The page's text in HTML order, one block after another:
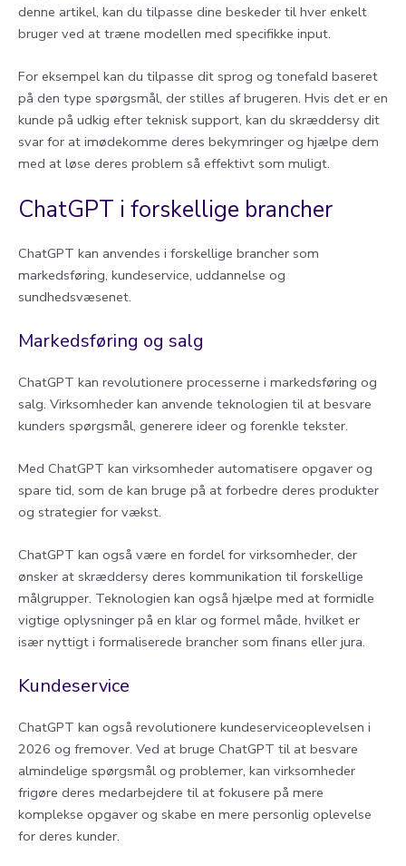
denne artikel, kan du tilpasse dine beskeder til hver enkelt
bruger ved at træne modellen med specifikke input.
For eksempel kan du tilpasse dit sprog og tonefald baseret
på den type spørgsmål, der stilles af brugeren. Hvis det er en
kunde på udkig efter teknisk support, kan du skræddersy dit
svar for at imødekomme deres bekymringer og hjælpe dem
med at løse deres problem så effektivt som muligt.
ChatGPT i forskellige brancher
ChatGPT kan anvendes i forskellige brancher som
markedsføring, kundeservice, uddannelse og
sundhedsvæsenet.
Markedsføring og salg
ChatGPT kan revolutionere processerne i markedsføring og
salg. Virksomheder kan anvende teknologien til at besvare
kunders spørgsmål, generere ideer og forenkle tekster.
Med ChatGPT kan virksomheder automatisere opgaver og
spare tid, som de kan bruge på at forbedre deres produkter
og strategier for vækst.
ChatGPT kan også være en fordel for virksomheder, der
ønsker at skræddersy deres kommunikation til forskellige
målgrupper. Teknologien kan også hjælpe med at formidle
vigtige oplysninger på en klar og formel måde, hvilket er
især nyttigt i formaliserede brancher som finans eller jura.
Kundeservice
ChatGPT kan også revolutionere kundeserviceoplevelsen i
2026 og fremover. Ved at bruge ChatGPT til at besvare
almindelige spørgsmål og problemer, kan virksomheder
frigøre deres medarbejdere til at fokusere på mere
komplekse opgaver og skabe en mere personlig oplevelse
for deres kunder.